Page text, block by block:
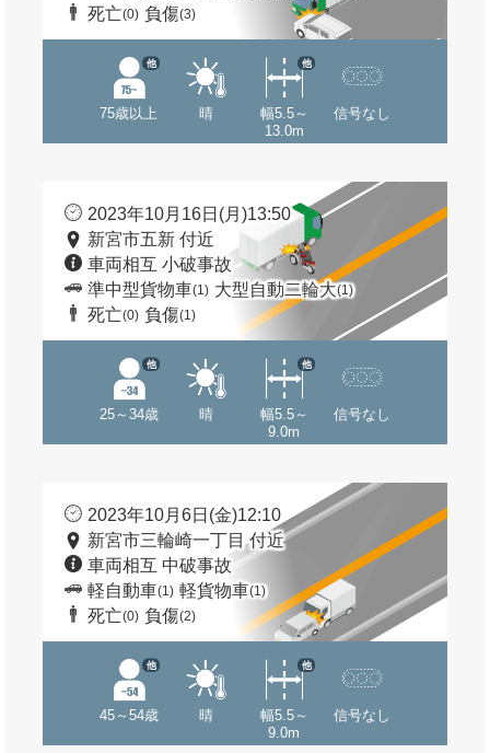
死亡(0) 負傷(3)
75歳以上
他
晴
幅5.5～
13.0m
他
信号なし
2023年10月16日(月)13:50
新宮市五新 付近
車両相互 小破事故
準中型貨物車(1) 大型自動二輪大(1)
死亡(0) 負傷(1)
25～34歳
他
晴
幅5.5～
9.0m
他
信号なし
2023年10月6日(金)12:10
新宮市三輪崎一丁目 付近
車両相互 中破事故
軽自動車(1) 軽貨物車(1)
死亡(0) 負傷(2)
45～54歳
他
晴
幅5.5～
9.0m
他
信号なし